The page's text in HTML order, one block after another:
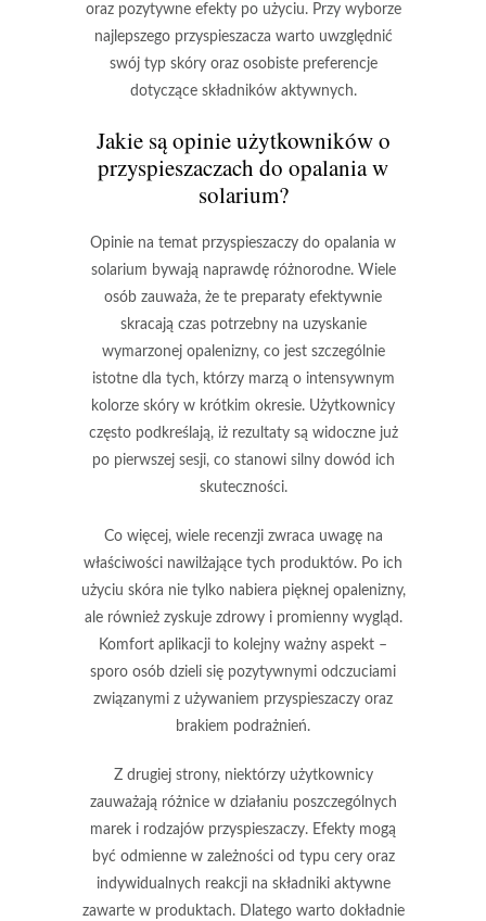
oraz pozytywne efekty po użyciu. Przy wyborze
najlepszego przyspieszacza warto uwzględnić
swój typ skóry oraz osobiste preferencje
dotyczące składników aktywnych.
Jakie są opinie użytkowników o
przyspieszaczach do opalania w
solarium?
Opinie na temat przyspieszaczy do opalania w
solarium bywają naprawdę różnorodne. Wiele
osób zauważa, że te preparaty efektywnie
skracają czas potrzebny na uzyskanie
wymarzonej opalenizny, co jest szczególnie
istotne dla tych, którzy marzą o intensywnym
kolorze skóry w krótkim okresie. Użytkownicy
często podkreślają, iż rezultaty są widoczne już
po pierwszej sesji, co stanowi silny dowód ich
skuteczności.
Co więcej, wiele recenzji zwraca uwagę na
właściwości nawilżające tych produktów. Po ich
użyciu skóra nie tylko nabiera pięknej opalenizny,
ale również zyskuje zdrowy i promienny wygląd.
Komfort aplikacji to kolejny ważny aspekt –
sporo osób dzieli się pozytywnymi odczuciami
związanymi z używaniem przyspieszaczy oraz
brakiem podrażnień.
Z drugiej strony, niektórzy użytkownicy
zauważają różnice w działaniu poszczególnych
marek i rodzajów przyspieszaczy. Efekty mogą
być odmienne w zależności od typu cery oraz
indywidualnych reakcji na składniki aktywne
zawarte w produktach. Dlatego warto dokładnie